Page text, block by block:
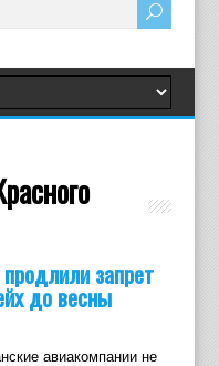
запрет
до весны
авиакомпании не